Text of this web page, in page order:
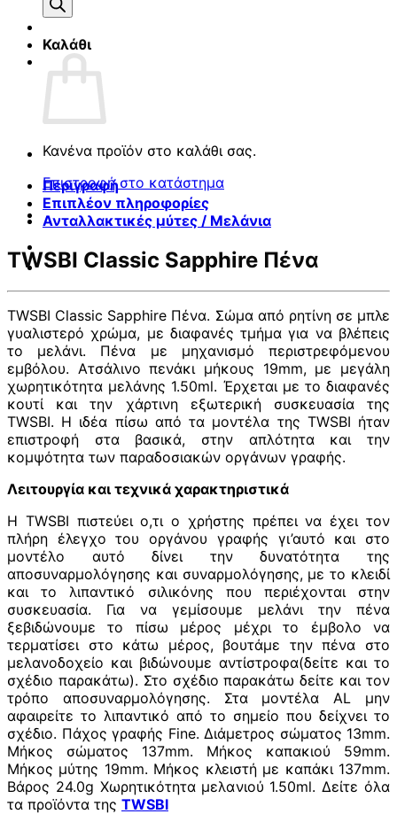
Καλάθι
Κανένα προϊόν στο καλάθι σας.
Επιστροφή στο κατάστημα
Περιγραφή
Επιπλέον πληροφορίες
Ανταλλακτικές μύτες / Μελάνια
TWSBI Classic Sapphire Πένα
TWSBI Classic Sapphire Πένα. Σώμα από ρητίνη σε μπλε
γυαλιστερό χρώμα, με διαφανές τμήμα για να βλέπεις
το μελάνι. Πένα με μηχανισμό περιστρεφόμενου
εμβόλου. Ατσάλινο πενάκι μήκους 19mm, με μεγάλη
χωρητικότητα μελάνης 1.50ml. Έρχεται με το διαφανές
κουτί και την χάρτινη εξωτερική συσκευασία της
TWSBI. Η ιδέα πίσω από τα μοντέλα της TWSBI ήταν
επιστροφή στα βασικά, στην απλότητα και την
κομψότητα των παραδοσιακών οργάνων γραφής.
Λειτουργία και τεχνικά χαρακτηριστικά
Η TWSBI πιστεύει ο,τι ο χρήστης πρέπει να έχει τον
πλήρη έλεγχο του οργάνου γραφής γι’αυτό και στο
μοντέλο αυτό δίνει την δυνατότητα της
αποσυναρμολόγησης και συναρμολόγησης, με το κλειδί
και το λιπαντικό σιλικόνης που περιέχονται στην
συσκευασία. Για να γεμίσουμε μελάνι την πένα
ξεβιδώνουμε το πίσω μέρος μέχρι το έμβολο να
τερματίσει στο κάτω μέρος, βουτάμε την πένα στο
μελανοδοχείο και βιδώνουμε αντίστροφα(δείτε και το
σχέδιο παρακάτω). Στο σχέδιο παρακάτω δείτε και τον
τρόπο αποσυναρμολόγησης. Στα μοντέλα AL μην
αφαιρείτε το λιπαντικό από το σημείο που δείχνει το
σχέδιο. Πάχος γραφής Fine. Διάμετρος σώματος 13mm.
Μήκος σώματος 137mm. Μήκος καπακιού 59mm.
Μήκος μύτης 19mm. Μήκος κλειστή με καπάκι 137mm.
Βάρος 24.0g Χωρητικότητα μελανιού 1.50ml. Δείτε όλα
τα προϊόντα της TWSBI